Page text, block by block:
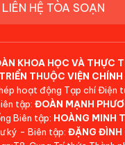
LIÊN HỆ TÒA SOẠN
KHOA HỌC VÀ THỰC
THUỘC VIỆN
hoạt động Tạp chí Điện
tập: ĐOÀN MẠNH
Biên tập: HOÀNG MINH
ký - Biên tập: ĐẶNG ĐÌNH